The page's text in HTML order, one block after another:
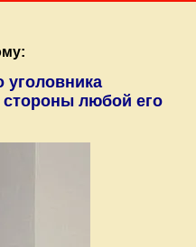
стороны любой его